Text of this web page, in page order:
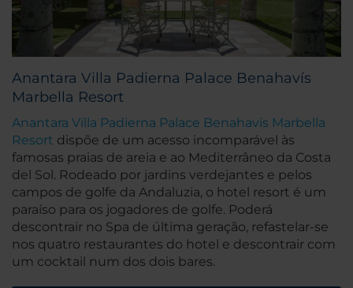
Anantara Villa Padierna Palace Benahavís
Marbella Resort
Anantara Villa Padierna Palace Benahavís Marbella
Resort dispõe de um acesso incomparável às
famosas praias de areia e ao Mediterrâneo da Costa
del Sol. Rodeado por jardins verdejantes e pelos
campos de golfe da Andaluzia, o hotel resort é um
paraíso para os jogadores de golfe. Poderá
descontrair no Spa de última geração, refastelar-se
nos quatro restaurantes do hotel e descontrair com
um cocktail num dos dois bares.